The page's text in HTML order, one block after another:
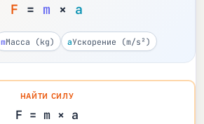
F = m × a
mМасса (kg) aУскорение (m/s²)
НАЙТИ СИЛУ
F = m × a